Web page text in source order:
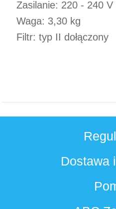
Zasilanie: 220 - 240 V
Waga: 3,30 kg
Filtr: typ II dołączony
Dostawa